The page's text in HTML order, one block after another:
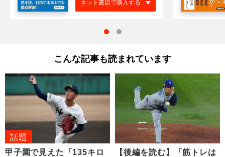
ネット書店で購入する
こんな記事も読まれています
話題
甲子園で見えた「135キロ
【後編を読む】「筋トレは